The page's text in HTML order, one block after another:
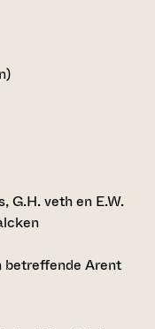
G.H. veth en E.W.
betreffende Arent